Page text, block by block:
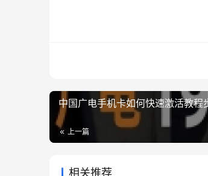
中国广电手机卡如何快速激活教程
上一篇
相关推荐